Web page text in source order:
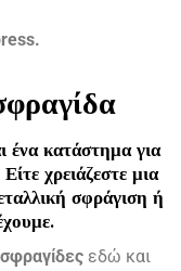
ένα κατάστημα για
χρειάζεστε μια
σφράγιση ή
σφραγίδες εδώ και